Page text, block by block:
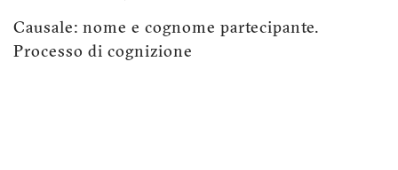
Causale: nome e cognome partecipante.
Processo di cognizione